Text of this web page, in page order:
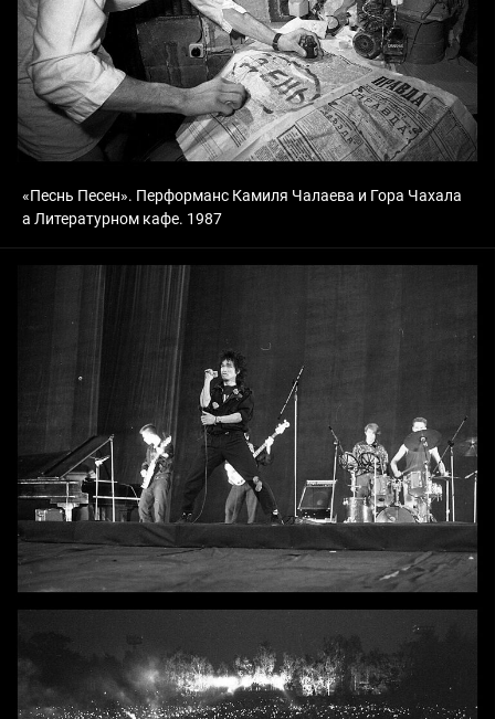
«Песнь Песен». Перформанс Камиля Чалаева и Гора Чахала
а Литературном кафе. 1987